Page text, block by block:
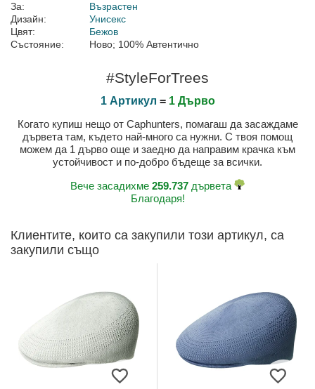
За:
Възрастен
Дизайн:
Унисекс
Цвят:
Бежов
Състояние:
Ново; 100% Автентично
#StyleForTrees
1 Артикул = 1 Дърво
Когато купиш нещо от Caphunters, помагаш да засаждаме
дървета там, където най-много са нужни. С твоя помощ
можем да 1 дърво още и заедно да направим крачка към
устойчивост и по-добро бъдеще за всички.
Вече засадихме 259.737 дървета
Благодаря!
Клиентите, които са закупили този артикул, са
закупили също